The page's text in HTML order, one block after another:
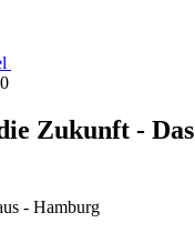
Zukunft - Das
- Hamburg